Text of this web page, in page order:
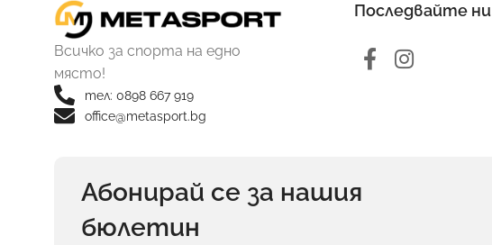
Всичко за спорта на едно
място!
тел: 0898 667 919
office@metasport.bg
Последвайте ни
Абонирай се за нашия
бюлетин